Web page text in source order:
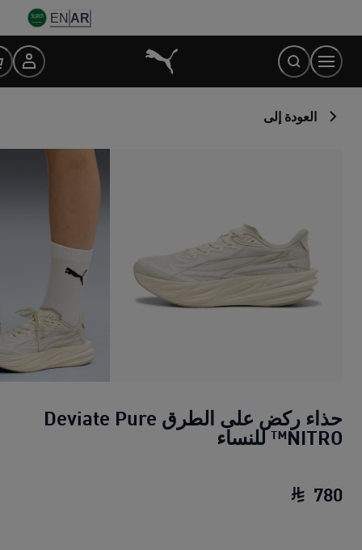
Content
AR
EN
العودة إلى
حذاء ركض على الطرق Deviate Pure
NITRO™ للنساء
780